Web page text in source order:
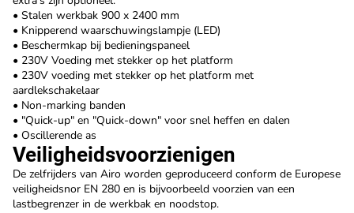
• Stalen werkbak 900 x 2400 mm
• Knipperend waarschuwingslampje (LED)
• Beschermkap bij bedieningspaneel
• 230V Voeding met stekker op het platform
• 230V voeding met stekker op het platform met
aardlekschakelaar
• Non-marking banden
• "Quick-up" en "Quick-down" voor snel heffen en dalen
• Oscillerende as
Veiligheidsvoorzienigen
De zelfrijders van Airo worden geproduceerd conform de Europese
veiligheidsnor EN 280 en is bijvoorbeeld voorzien van een
lastbegrenzer in de werkbak en noodstop.